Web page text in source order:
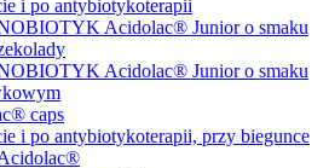
i po antybiotykoterapii
Acidolac® Junior o smaku
Acidolac® Junior o smaku
caps
i po antybiotykoterapii, przy biegunce